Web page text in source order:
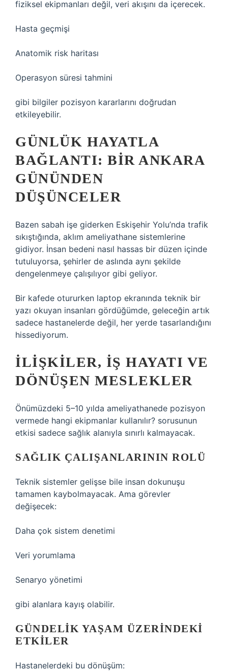
fiziksel ekipmanları değil, veri akışını da içerecek.
Hasta geçmişi
Anatomik risk haritası
Operasyon süresi tahmini
gibi bilgiler pozisyon kararlarını doğrudan
etkileyebilir.
GÜNLÜK HAYATLA
BAĞLANTI: BIR ANKARA
GÜNÜNDEN
DÜŞÜNCELER
Bazen sabah işe giderken Eskişehir Yolu’nda trafik
sıkıştığında, aklım ameliyathane sistemlerine
gidiyor. İnsan bedeni nasıl hassas bir düzen içinde
tutuluyorsa, şehirler de aslında aynı şekilde
dengelenmeye çalışılıyor gibi geliyor.
Bir kafede otururken laptop ekranında teknik bir
yazı okuyan insanları gördüğümde, geleceğin artık
sadece hastanelerde değil, her yerde tasarlandığını
hissediyorum.
İLIŞKILER, IŞ HAYATI VE
DÖNÜŞEN MESLEKLER
Önümüzdeki 5–10 yılda ameliyathanede pozisyon
vermede hangi ekipmanlar kullanılır? sorusunun
etkisi sadece sağlık alanıyla sınırlı kalmayacak.
SAĞLIK ÇALIŞANLARININ ROLÜ
Teknik sistemler gelişse bile insan dokunuşu
tamamen kaybolmayacak. Ama görevler
değişecek:
Daha çok sistem denetimi
Veri yorumlama
Senaryo yönetimi
gibi alanlara kayış olabilir.
GÜNDELIK YAŞAM ÜZERINDEKI
ETKILER
Hastanelerdeki bu dönüşüm: